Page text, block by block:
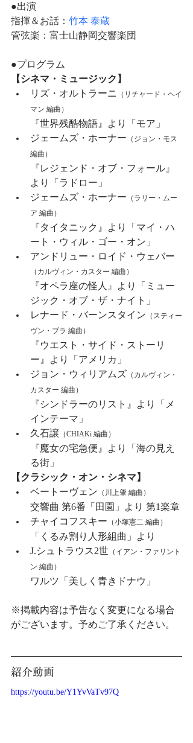
●出演
指揮＆お話： 竹本 泰蔵
管弦楽：富士山静岡交響楽団
●プログラム
【シネマ・ミュージック】
リズ・オルトラーニ （ リチャード・ヘイ
マン 編曲 ）
『世界残酷物語』より「モア」
ジェームズ・ホーナー （ ジョン・モス
編曲 ）
『レジェンド・オブ・フォール』
より「ラドロー」
ジェームズ・ホーナー （ ラリー・ムー
ア 編曲 ）
『タイタニック』より「マイ・ハ
ート・ウィル・ゴー・オン」
アンドリュー・ロイド・ウェバー
（ カルヴィン・カスター 編曲 ）
『オペラ座の怪人』より「ミュー
ジック・オブ・ザ・ナイト」
レナード・バーンスタイン （ スティー
ヴン・ブラ 編曲 ）
『ウエスト・サイド・ストーリ
ー』より「アメリカ」
ジョン・ウィリアムズ （ カルヴィン・
カスター 編曲 ）
『シンドラーのリスト』より「メ
インテーマ」
久石譲 （CHIAKi 編曲）
『魔女の宅急便』より「海の見え
る街」
【クラシック・オン・シネマ】
ベートーヴェン （川上肇 編曲）
交響曲 第6番「田園」より 第1楽章
チャイコフスキー （小塚憲二 編曲）
「くるみ割り人形組曲」より
J.シュトラウス2世 （ イアン・ファリント
ン 編曲 ）
ワルツ「美しく青きドナウ」
※掲載内容は予告なく変更になる場合
がございます。予めご了承ください。
紹介動画
https://youtu.be/Y1YvVaTv97Q